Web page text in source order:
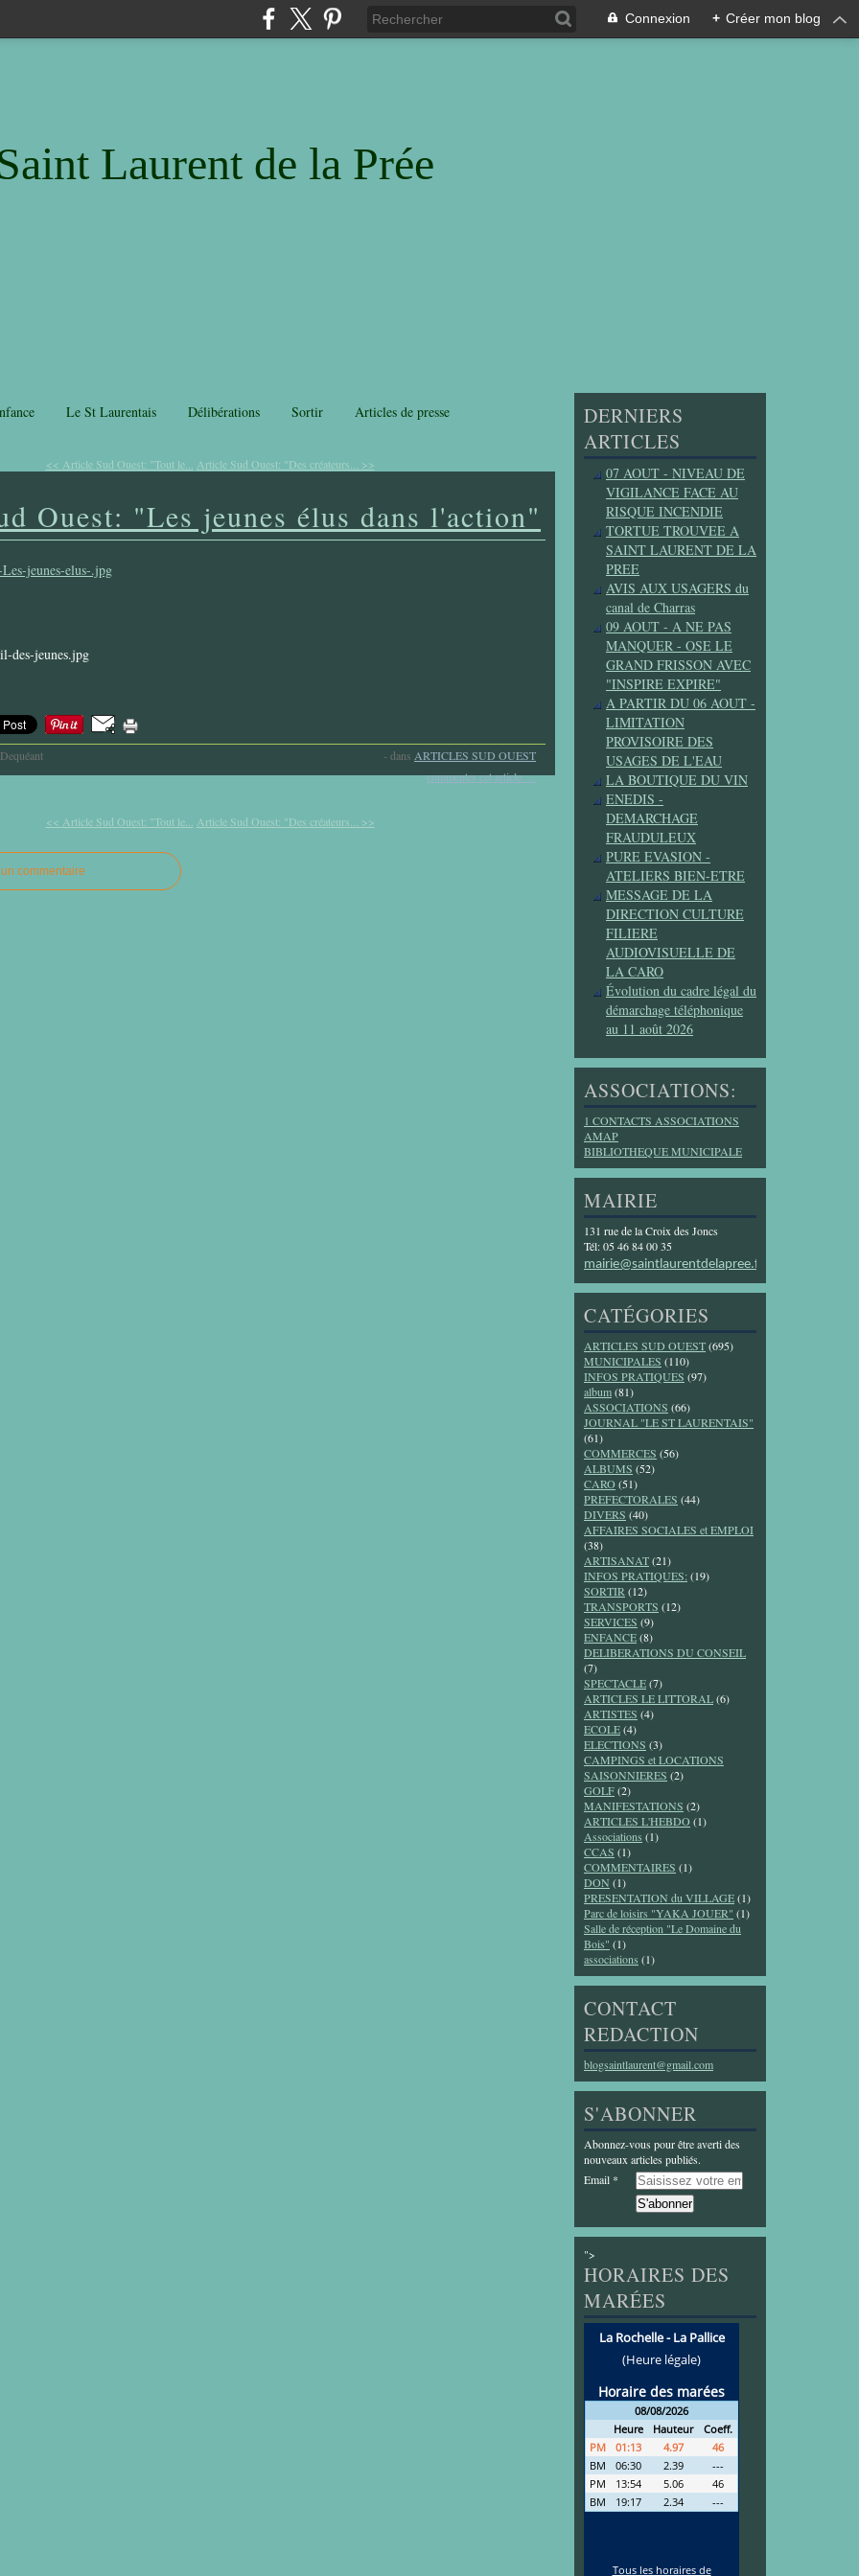
Connexion + Créer mon blog
Laurent de la Prée
Le St Laurentais Délibérations Sortir Articles de presse
<< Article Sud Ouest: "Tout le...
Article Sud Ouest: "Des créateurs... >>
Ouest: "Les jeunes élus dans l'action"
- dans ARTICLES SUD OUEST
commenter cet article…
<< Article Sud Ouest: "Tout le... Article Sud Ouest: "Des créateurs... >>
commentaire
DERNIERS
ARTICLES
07 AOUT - NIVEAU DE
VIGILANCE FACE AU
RISQUE INCENDIE
TORTUE TROUVEE A
SAINT LAURENT DE LA
PREE
AVIS AUX USAGERS du
canal de Charras
09 AOUT - A NE PAS
MANQUER - OSE LE
GRAND FRISSON AVEC
"INSPIRE EXPIRE"
A PARTIR DU 06 AOUT -
LIMITATION
PROVISOIRE DES
USAGES DE L'EAU
LA BOUTIQUE DU VIN
ENEDIS -
DEMARCHAGE
FRAUDULEUX
PURE EVASION -
ATELIERS BIEN-ETRE
MESSAGE DE LA
DIRECTION CULTURE
FILIERE
AUDIOVISUELLE DE
LA CARO
Évolution du cadre légal du
démarchage téléphonique
au 11 août 2026
ASSOCIATIONS:
1 CONTACTS ASSOCIATIONS
AMAP
BIBLIOTHEQUE MUNICIPALE
MAIRIE
131 rue de la Croix des Joncs
Tél: 05 46 84 00 35
mairie@saintlaurentdelapree.fr
CATÉGORIES
ARTICLES SUD OUEST(695)
MUNICIPALES (110)
INFOS PRATIQUES (97)
album(81)
ASSOCIATIONS (66)
JOURNAL "LE ST LAURENTAIS"
(61)
COMMERCES (56)
ALBUMS (52)
CARO (51)
PREFECTORALES (44)
DIVERS (40)
AFFAIRES SOCIALES et EMPLOI
(38)
ARTISANAT(21)
INFOS PRATIQUES: (19)
SORTIR (12)
TRANSPORTS (12)
SERVICES (9)
ENFANCE(8)
DELIBERATIONS DU CONSEIL
(7)
SPECTACLE(7)
ARTICLES LE LITTORAL(6)
ARTISTES (4)
ECOLE(4)
ELECTIONS (3)
CAMPINGS et LOCATIONS
SAISONNIERES (2)
GOLF(2)
MANIFESTATIONS (2)
ARTICLES L'HEBDO (1)
Associations (1)
CCAS (1)
COMMENTAIRES (1)
DON (1)
PRESENTATION du VILLAGE(1)
Parc de loisirs "YAKA JOUER" (1)
Salle de réception "Le Domaine du
Bois" (1)
associations (1)
CONTACT
REDACTION
blogsaintlaurent@gmail.com
S'ABONNER
Abonnez-vous pour être averti des
nouveaux articles publiés.
Email
">
HORAIRES DES
MARÉES